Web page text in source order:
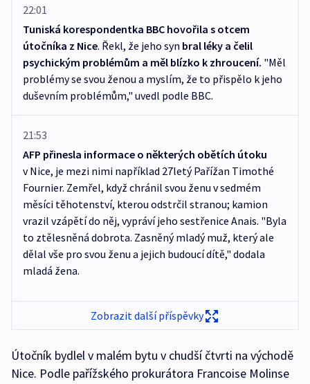
22:01
Tuniská korespondentka BBC hovořila s otcem
útočníka z Nice. Řekl, že jeho syn bral léky a čelil
psychickým problémům a měl blízko k zhroucení. "Měl
problémy se svou ženou a myslím, že to přispělo k jeho
duševním problémům," uvedl podle BBC.
21:53
AFP přinesla informace o některých obětích útoku
v Nice, je mezi nimi například 27letý Pařížan Timothé
Fournier. Zemřel, když chránil svou ženu v sedmém
měsíci těhotenství, kterou odstrčil stranou; kamion
vrazil vzápětí do něj, vypráví jeho sestřenice Anais. "Byla
to ztělesněná dobrota. Zasněný mladý muž, který ale
dělal vše pro svou ženu a jejich budoucí dítě," dodala
mladá žena.
Zobrazit další příspěvky
Útočník bydlel v malém bytu v chudší čtvrti na východě
Nice. Podle pařížského prokurátora Francoise Molinse